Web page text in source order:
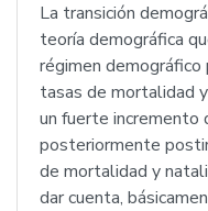
La transición
teoría demográfica
régimen
tasas de mortalidad
un fuerte incremento
posteriormente
de mortalidad y
dar cuenta,